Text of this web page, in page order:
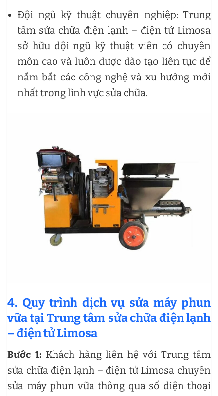
Đội ngũ kỹ thuật chuyên nghiệp: Trung
tâm sửa chữa điện lạnh – điện tử Limosa
sở hữu đội ngũ kỹ thuật viên có chuyên
môn cao và luôn được đào tạo liên tục để
nắm bắt các công nghệ và xu hướng mới
nhất trong lĩnh vực sửa chữa.
4. Quy trình dịch vụ sửa máy phun
vữa tại Trung tâm sửa chữa điện lạnh
– điện tử Limosa
Bước 1: Khách hàng liên hệ với Trung tâm
sửa chữa điện lạnh – điện tử Limosa chuyên
sửa máy phun vữa thông qua số điện thoại